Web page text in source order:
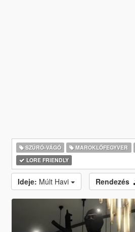
SZÚRÓ-VÁGÓ MAROKLŐFEGYVER
LORE FRIENDLY
Ideje: Múlt Havi Rendezés